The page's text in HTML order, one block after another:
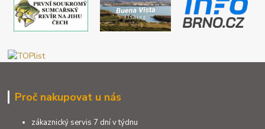
Proč nakupovat u nás
zákaznický servis 7 dní v týdnu